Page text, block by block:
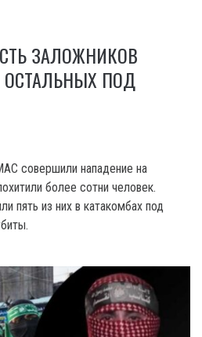
ЗАЛОЖНИКОВ
ПОД
совершили нападение на
более сотни человек.
пять из них в катакомбах под